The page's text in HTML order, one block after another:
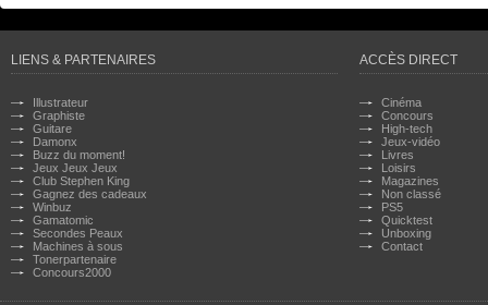
LIENS & PARTENAIRES
Illustrateur
Graphiste
Guitare
Damonx
Buzz du moment!
Jeux Jeux Jeux
Club Stephen King
Gagnez des cadeaux
Winbuz
Gamatomic
Secondes Peaux
Machines à sous
Tonerpartenaire
Concours2000
ACCÈS DIRECT
Cinéma
Concours
High-tech
Jeux-vidéo
Livres
Loisirs
Magazines
Non classé
PS5
Quicktest
Unboxing
Contact